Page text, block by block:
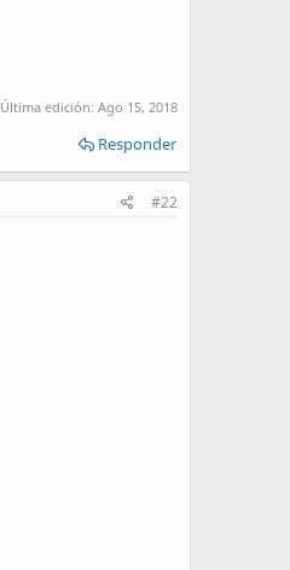
Última edición: Ago 15, 2018
Responder
#22